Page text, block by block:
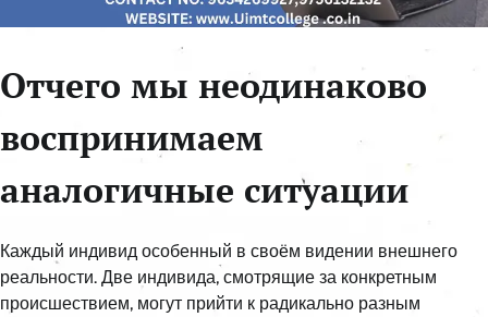
Отчего мы неодинаково
воспринимаем
аналогичные ситуации
Каждый индивид особенный в своём видении внешнего
реальности. Две индивида, смотрящие за конкретным
происшествием, могут прийти к радикально разным